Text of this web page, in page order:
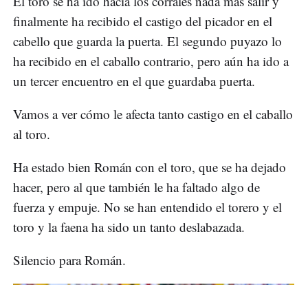
finalmente ha recibido el castigo del picador en el
cabello que guarda la puerta. El segundo puyazo lo
ha recibido en el caballo contrario, pero aún ha ido a
un tercer encuentro en el que guardaba puerta.
Vamos a ver cómo le afecta tanto castigo en el caballo
al toro.
Ha estado bien Román con el toro, que se ha dejado
hacer, pero al que también le ha faltado algo de
fuerza y empuje. No se han entendido el torero y el
toro y la faena ha sido un tanto deslabazada.
Silencio para Román.